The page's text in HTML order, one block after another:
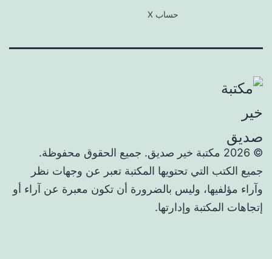
حساب X
© 2026 مكتبة خير صديق. جميع الحقوق محفوظة.
جميع الكتب التي تحتويها المكتبة تعبر عن وجهات نظر
وآراء مؤلفيها، وليس بالضرورة أن تكون معبرة عن آراء أو
إتجاهات المكتبة وإدارتها.